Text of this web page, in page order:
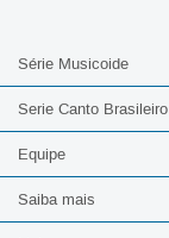
Série Musicoide
Serie Canto Brasileiro
Equipe
Saiba mais